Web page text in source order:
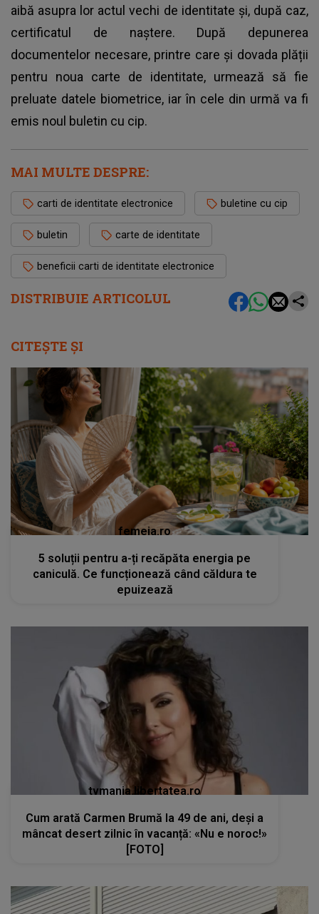
DISTRIBUIE ARTICOLUL
aibă asupra lor actul vechi de identitate și, după caz,
certificatul de naștere. După depunerea
documentelor necesare, printre care și dovada plății
pentru noua carte de identitate, urmează să fie
preluate datele biometrice, iar în cele din urmă va fi
emis noul buletin cu cip.
MAI MULTE DESPRE:
carti de identitate electronice buletine cu cip
buletin carte de identitate
beneficii carti de identitate electronice
CITEȘTE ȘI
femeia.ro
5 soluții pentru a-ți recăpăta energia pe
caniculă. Ce funcționează când căldura te
epuizează
tvmania.libertatea.ro
Cum arată Carmen Brumă la 49 de ani, deși a
mâncat desert zilnic în vacanță: «Nu e noroc!»
[FOTO]